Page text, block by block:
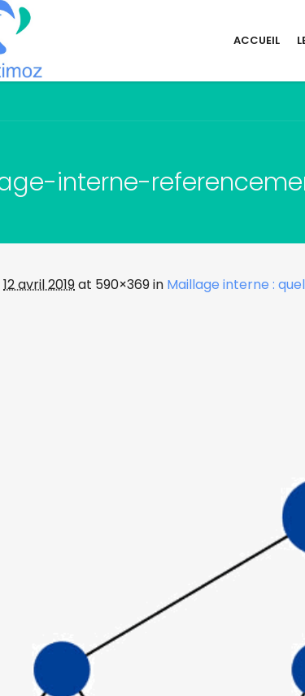
ACCUEIL
interne-
12 avril 2019at 590×369 in Maillage interne :